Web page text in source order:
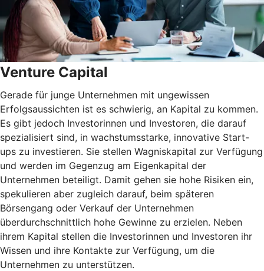
Venture Capital
Gerade für junge Unternehmen mit ungewissen
Erfolgsaussichten ist es schwierig, an Kapital zu kommen.
Es gibt jedoch Investorinnen und Investoren, die darauf
spezialisiert sind, in wachstumsstarke, innovative Start-
ups zu investieren. Sie stellen Wagniskapital zur Verfügung
und werden im Gegenzug am Eigenkapital der
Unternehmen beteiligt. Damit gehen sie hohe Risiken ein,
spekulieren aber zugleich darauf, beim späteren
Börsengang oder Verkauf der Unternehmen
überdurchschnittlich hohe Gewinne zu erzielen. Neben
ihrem Kapital stellen die Investorinnen und Investoren ihr
Wissen und ihre Kontakte zur Verfügung, um die
Unternehmen zu unterstützen.